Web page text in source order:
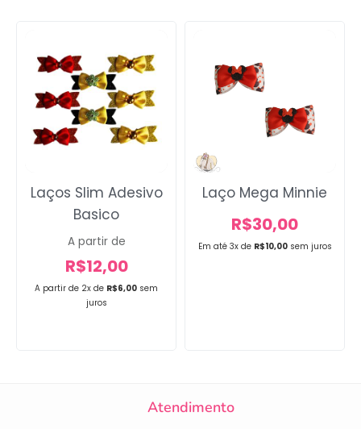
A partir de 2x de R$6,00 sem
juros
Laços Slim Adesivo
Basico
A partir de
R$12,00
Em até 3x de R$10,00 sem juros
Laço Mega Minnie
R$30,00
Atendimento